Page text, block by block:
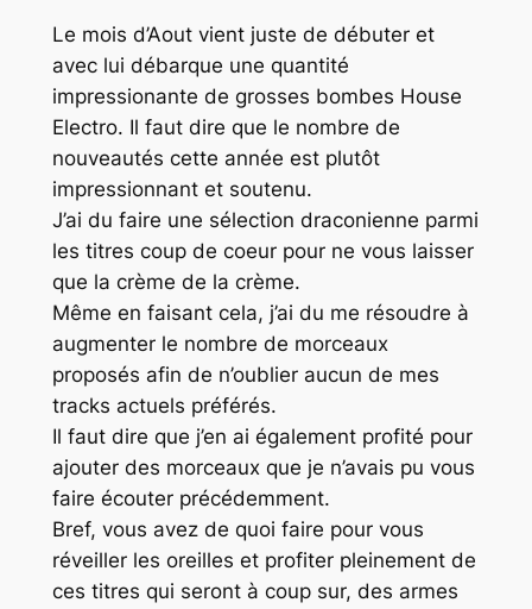
Le mois d’Aout vient juste de débuter et
avec lui débarque une quantité
impressionante de grosses bombes House
Electro. Il faut dire que le nombre de
nouveautés cette année est plutôt
impressionnant et soutenu.
J’ai du faire une sélection draconienne parmi
les titres coup de coeur pour ne vous laisser
que la crème de la crème.
Même en faisant cela, j’ai du me résoudre à
augmenter le nombre de morceaux
proposés afin de n’oublier aucun de mes
tracks actuels préférés.
Il faut dire que j’en ai également profité pour
ajouter des morceaux que je n’avais pu vous
faire écouter précédemment.
Bref, vous avez de quoi faire pour vous
réveiller les oreilles et profiter pleinement de
ces titres qui seront à coup sur, des armes